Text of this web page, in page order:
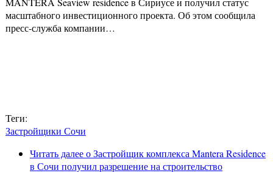
масштабного инвестиционного проекта. Об этом сообщила
пресс-служба компании…
Теги:
Застройщики Сочи
Читать далеео Застройщик комплекса Mantera Residence
в Сочи получил разрешение на строительство